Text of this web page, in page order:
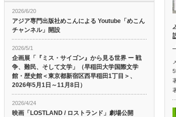
2026/6/20
アジア専門出版社めこんによる Youtube「めこん
チャンネル」開設
2026/5/1
企画展「『ミス・サイゴン』から見る世界 ー 戦
争、難民、そして文学」（早稲田大学国際文学
館・歴史館＜東京都新宿区西早稲田1丁目＞、
2026年5月1日～11月8日）
2026/4/24
映画「LOSTLAND / ロストランド」劇場公開